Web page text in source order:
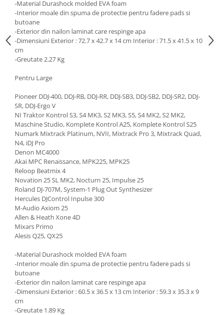
-Material Durashock molded EVA foam
-Interior moale din spuma de protectie pentru fadere pads si
butoane
-Exterior din nailon laminat care respinge apa
-Dimensiuni Exterior : 72.7 x 42.7 x 14 cm Interior : 71.5 x 41.5 x 10
cm
-Greutate 2.27 Kg
Pentru Large
Pioneer DDJ-400, DDJ-RB, DDJ-RR, DDJ-SB3, DDJ-SB2, DDJ-SR2, DDJ-
SR, DDJ-Ergo V
NI Traktor Kontrol S3, S4 MK3, S2 MK3, S5, S4 MK2, S2 MK2,
Maschine Studio, Komplete Kontrol A25, Komplete Kontrol S25
Numark Mixtrack Platinum, NVII, Mixtrack Pro 3, Mixtrack Quad,
N4, iDJ Pro
Denon MC4000
Akai MPC Renaissance, MPK225, MPK25
Reloop Beatmix 4
Novation 25 SL MK2, Nocturn 25, Impulse 25
Roland DJ-707M, System-1 Plug Out Synthesizer
Hercules DJControl Inpulse 300
M-Audio Axiom 25
Allen & Heath Xone 4D
Mixars Primo
Alesis Q25, QX25
-Material Durashock molded EVA foam
-Interior moale din spuma de protectie pentru fadere pads si
butoane
-Exterior din nailon laminat care respinge apa
-Dimensiuni Exterior : 60.5 x 36.5 x 13 cm Interior : 59.3 x 35.3 x 9
cm
-Greutate 1.89 Kg